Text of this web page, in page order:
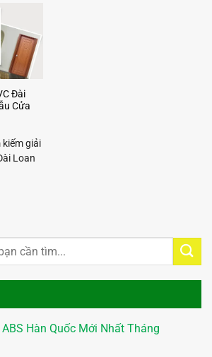
Hàn Quốc Mới Nhất Tháng
Đài
Cửa
kiếm giải
Loan